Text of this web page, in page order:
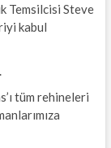
Temsilcisi Steve
kabul
tüm rehineleri